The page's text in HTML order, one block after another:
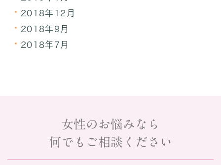
2018年12月
2018年9月
2018年7月
女性のお悩みなら
何でもご相談ください